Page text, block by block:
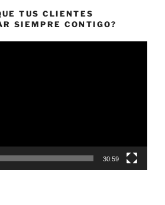
TUS CLIENTES
SIEMPRE CONTIGO?
30:59